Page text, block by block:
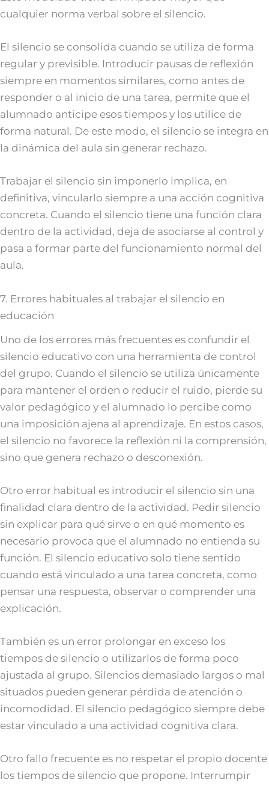
cualquier norma verbal sobre el silencio.
El silencio se consolida cuando se utiliza de forma
regular y previsible. Introducir pausas de reflexión
siempre en momentos similares, como antes de
responder o al inicio de una tarea, permite que el
alumnado anticipe esos tiempos y los utilice de
forma natural. De este modo, el silencio se integra en
la dinámica del aula sin generar rechazo.
Trabajar el silencio sin imponerlo implica, en
definitiva, vincularlo siempre a una acción cognitiva
concreta. Cuando el silencio tiene una función clara
dentro de la actividad, deja de asociarse al control y
pasa a formar parte del funcionamiento normal del
aula.
7. Errores habituales al trabajar el silencio en
educación
Uno de los errores más frecuentes es confundir el
silencio educativo con una herramienta de control
del grupo. Cuando el silencio se utiliza únicamente
para mantener el orden o reducir el ruido, pierde su
valor pedagógico y el alumnado lo percibe como
una imposición ajena al aprendizaje. En estos casos,
el silencio no favorece la reflexión ni la comprensión,
sino que genera rechazo o desconexión.
Otro error habitual es introducir el silencio sin una
finalidad clara dentro de la actividad. Pedir silencio
sin explicar para qué sirve o en qué momento es
necesario provoca que el alumnado no entienda su
función. El silencio educativo solo tiene sentido
cuando está vinculado a una tarea concreta, como
pensar una respuesta, observar o comprender una
explicación.
También es un error prolongar en exceso los
tiempos de silencio o utilizarlos de forma poco
ajustada al grupo. Silencios demasiado largos o mal
situados pueden generar pérdida de atención o
incomodidad. El silencio pedagógico siempre debe
estar vinculado a una actividad cognitiva clara.
Otro fallo frecuente es no respetar el propio docente
los tiempos de silencio que propone. Interrumpir